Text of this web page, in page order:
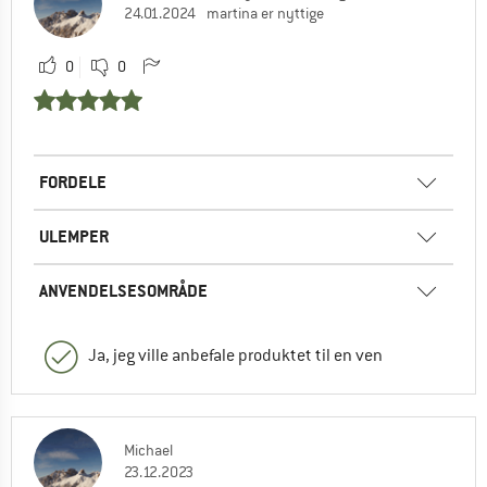
24.01.2024
martina er nyttige
0 0
FORDELE
ULEMPER
ANVENDELSESOMRÅDE
Ja, jeg ville anbefale produktet til en ven
Michael
23.12.2023